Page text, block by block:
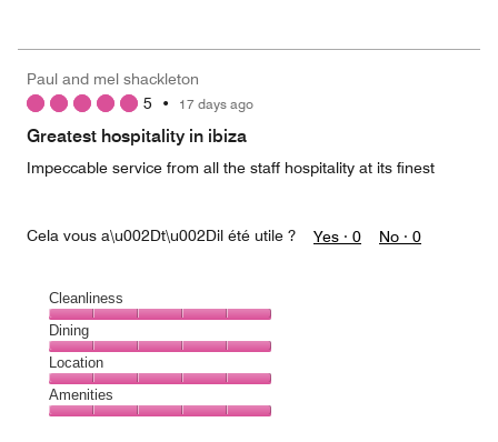
5
1
out
Paul and mel shackleton
5 • 17 days ago
Greatest hospitality in ibiza
Impeccable service from all the staff hospitality at its finest
Cela vous a\u002Dt\u002Dil été utile ? Yes · 0 No · 0
Cleanliness
Cleanliness,
5
out
of
5
Dining
Dining,
5
out
Location
Location,
5
Amenities